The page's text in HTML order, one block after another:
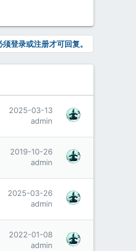
须登录或注册才可回复。
2025-03-13
admin
2019-10-26
admin
2025-03-26
admin
2022-01-08
admin